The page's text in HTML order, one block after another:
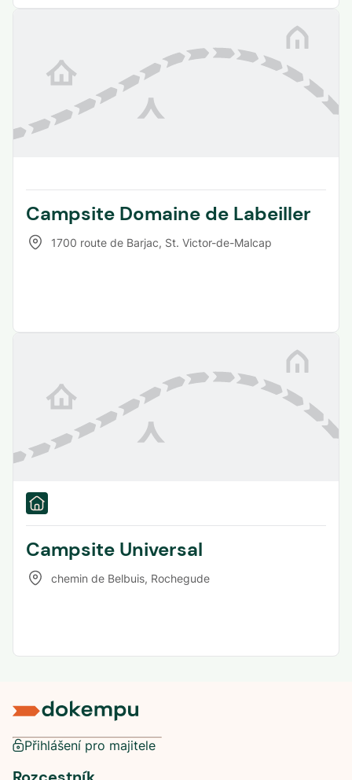
Campsite Domaine de Labeiller
1700 route de Barjac, St. Victor-de-Malcap
Campsite Universal
chemin de Belbuis, Rochegude
Přihlášení pro majitele